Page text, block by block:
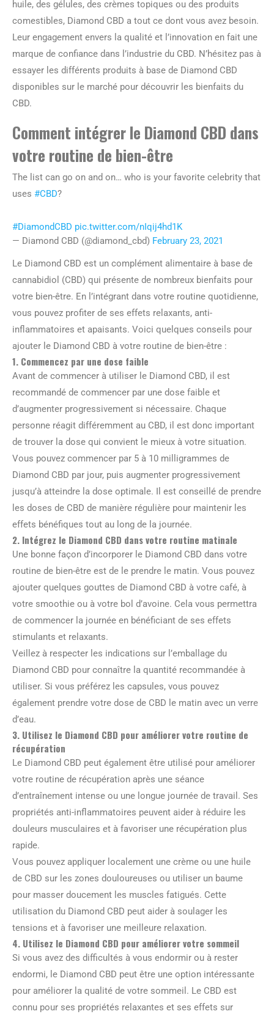
huile, des gélules, des crèmes topiques ou des produits
comestibles, Diamond CBD a tout ce dont vous avez besoin.
Leur engagement envers la qualité et l’innovation en fait une
marque de confiance dans l’industrie du CBD. N’hésitez pas à
essayer les différents produits à base de Diamond CBD
disponibles sur le marché pour découvrir les bienfaits du
CBD.
Comment intégrer le Diamond CBD dans
votre routine de bien-être
The list can go on and on… who is your favorite celebrity that
uses #CBD?
#DiamondCBD pic.twitter.com/nIqij4hd1K
— Diamond CBD (@diamond_cbd) February 23, 2021
Le Diamond CBD est un complément alimentaire à base de
cannabidiol (CBD) qui présente de nombreux bienfaits pour
votre bien-être. En l’intégrant dans votre routine quotidienne,
vous pouvez profiter de ses effets relaxants, anti-
inflammatoires et apaisants. Voici quelques conseils pour
ajouter le Diamond CBD à votre routine de bien-être :
1. Commencez par une dose faible
Avant de commencer à utiliser le Diamond CBD, il est
recommandé de commencer par une dose faible et
d’augmenter progressivement si nécessaire. Chaque
personne réagit différemment au CBD, il est donc important
de trouver la dose qui convient le mieux à votre situation.
Vous pouvez commencer par 5 à 10 milligrammes de
Diamond CBD par jour, puis augmenter progressivement
jusqu’à atteindre la dose optimale. Il est conseillé de prendre
les doses de CBD de manière régulière pour maintenir les
effets bénéfiques tout au long de la journée.
2. Intégrez le Diamond CBD dans votre routine matinale
Une bonne façon d’incorporer le Diamond CBD dans votre
routine de bien-être est de le prendre le matin. Vous pouvez
ajouter quelques gouttes de Diamond CBD à votre café, à
votre smoothie ou à votre bol d’avoine. Cela vous permettra
de commencer la journée en bénéficiant de ses effets
stimulants et relaxants.
Veillez à respecter les indications sur l’emballage du
Diamond CBD pour connaître la quantité recommandée à
utiliser. Si vous préférez les capsules, vous pouvez
également prendre votre dose de CBD le matin avec un verre
d’eau.
3. Utilisez le Diamond CBD pour améliorer votre routine de
récupération
Le Diamond CBD peut également être utilisé pour améliorer
votre routine de récupération après une séance
d’entraînement intense ou une longue journée de travail. Ses
propriétés anti-inflammatoires peuvent aider à réduire les
douleurs musculaires et à favoriser une récupération plus
rapide.
Vous pouvez appliquer localement une crème ou une huile
de CBD sur les zones douloureuses ou utiliser un baume
pour masser doucement les muscles fatigués. Cette
utilisation du Diamond CBD peut aider à soulager les
tensions et à favoriser une meilleure relaxation.
4. Utilisez le Diamond CBD pour améliorer votre sommeil
Si vous avez des difficultés à vous endormir ou à rester
endormi, le Diamond CBD peut être une option intéressante
pour améliorer la qualité de votre sommeil. Le CBD est
connu pour ses propriétés relaxantes et ses effets sur